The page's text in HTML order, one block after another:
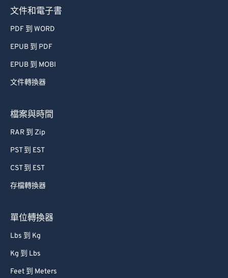
文件和電子書
PDF 到 WORD
EPUB 到 PDF
EPUB 到 MOBI
文件轉換器
檔案與時間
RAR 到 Zip
PST 到 EST
CST 到 EST
存檔轉換器
單位轉換器
Lbs 到 Kg
Kg 到 Lbs
Feet 到 Meters